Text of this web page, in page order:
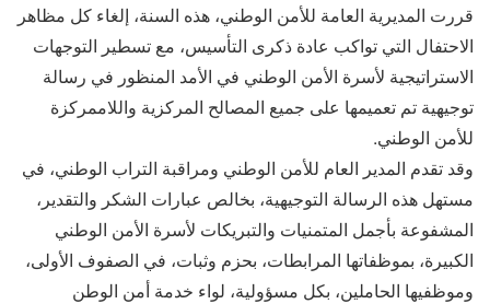
قررت المديرية العامة للأمن الوطني، هذه السنة، إلغاء كل مظاهر
الاحتفال التي تواكب عادة ذكرى التأسيس، مع تسطير التوجهات
الاستراتيجية لأسرة الأمن الوطني في الأمد المنظور في رسالة
توجيهية تم تعميمها على جميع المصالح المركزية واللاممركزة
للأمن الوطني.
وقد تقدم المدير العام للأمن الوطني ومراقبة التراب الوطني، في
مستهل هذه الرسالة التوجيهية، بخالص عبارات الشكر والتقدير،
المشفوعة بأجمل المتمنيات والتبريكات لأسرة الأمن الوطني
الكبيرة، بموظفاتها المرابطات، بحزم وثبات، في الصفوف الأولى،
وموظفيها الحاملين، بكل مسؤولية، لواء خدمة أمن الوطن